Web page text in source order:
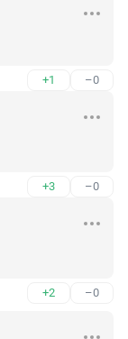
+1 –0
+3 –0
+2 –0